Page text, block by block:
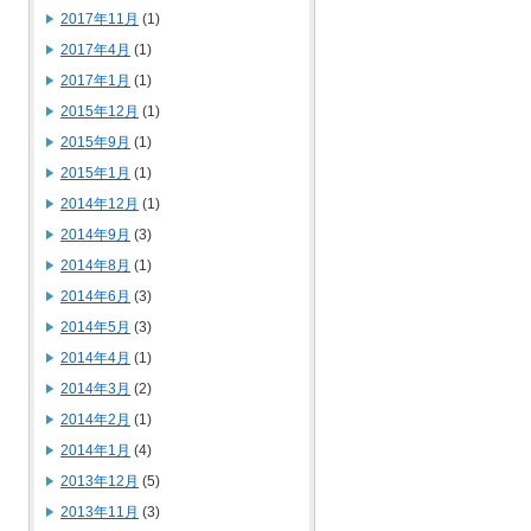
2017年11月 (1)
2017年4月 (1)
2017年1月 (1)
2015年12月 (1)
2015年9月 (1)
2015年1月 (1)
2014年12月 (1)
2014年9月 (3)
2014年8月 (1)
2014年6月 (3)
2014年5月 (3)
2014年4月 (1)
2014年3月 (2)
2014年2月 (1)
2014年1月 (4)
2013年12月 (5)
2013年11月 (3)